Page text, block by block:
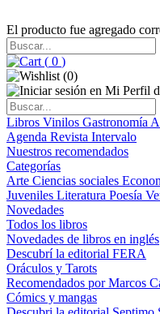
El producto fue agregado
( 0 )
(0)
Libros Vinilos Gastronomía
Agenda Revista Intervalo
Nuestros recomendados
Categorías
Arte Ciencias sociales
Juveniles Literatura Poesía
Novedades
Todos los libros
Novedades de libros en inglés
Descubrí la editorial FERA
Oráculos y Tarots
Recomendados por Marcos
Cómics y mangas